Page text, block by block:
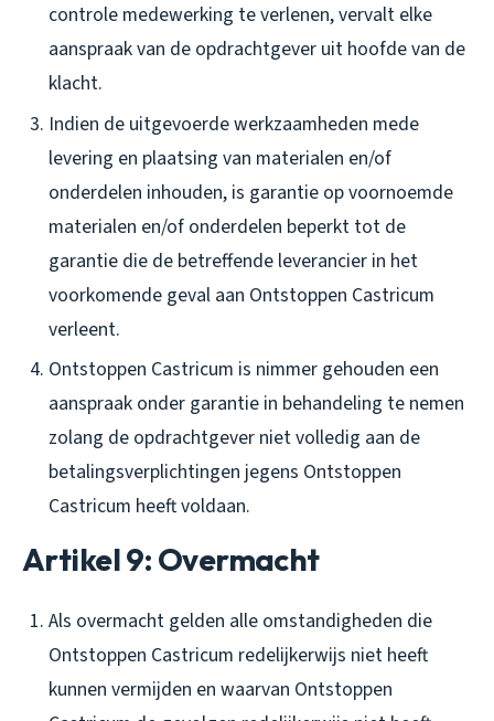
controle medewerking te verlenen, vervalt elke
aanspraak van de opdrachtgever uit hoofde van de
klacht.
Indien de uitgevoerde werkzaamheden mede
levering en plaatsing van materialen en/of
onderdelen inhouden, is garantie op voornoemde
materialen en/of onderdelen beperkt tot de
garantie die de betreffende leverancier in het
voorkomende geval aan Ontstoppen Castricum
verleent.
Ontstoppen Castricum is nimmer gehouden een
aanspraak onder garantie in behandeling te nemen
zolang de opdrachtgever niet volledig aan de
betalingsverplichtingen jegens Ontstoppen
Castricum heeft voldaan.
Artikel 9: Overmacht
Als overmacht gelden alle omstandigheden die
Ontstoppen Castricum redelijkerwijs niet heeft
kunnen vermijden en waarvan Ontstoppen